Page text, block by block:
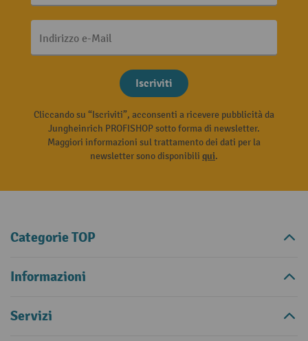
Indirizzo e-Mail
Iscriviti
Cliccando su “Iscriviti”, acconsenti a ricevere pubblicità da
Jungheinrich PROFISHOP sotto forma di newsletter.
Maggiori informazioni sul trattamento dei dati per la
newsletter sono disponibili qui.
Categorie TOP
Informazioni
Servizi